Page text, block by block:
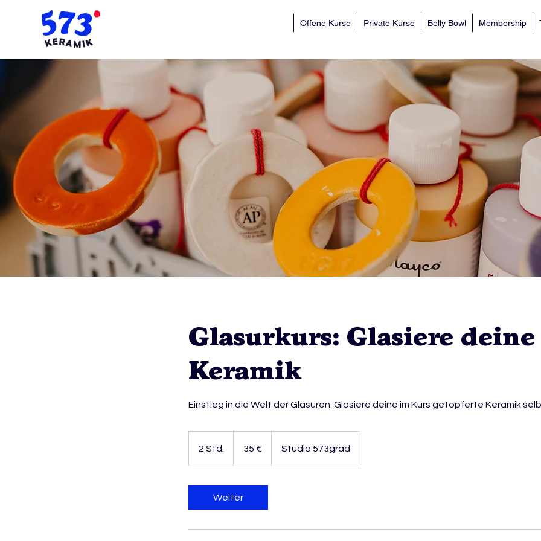
Offene Kurse Private Kurse Belly Bowl Membership
Glasurkurs: Glasiere deine
Keramik
Einstieg in die Welt der Glasuren: Glasiere deine im Kurs getöpferte Keramik
2 Std.
S
d
35 € Studio 573grad
Weiter